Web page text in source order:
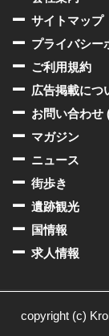
サイトマップ
プライバシー
ご利用規約
広告掲載に
お問い合わせ
マガジン
ニュース
街歩き
遺跡観光
国情報
求人情報
copyright (c)